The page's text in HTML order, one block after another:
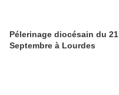
Pélerinage diocésain du 21
Septembre à Lourdes